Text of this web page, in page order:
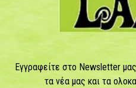
Εγγραφείτε στο Newsletter
τα νέα μας και τα